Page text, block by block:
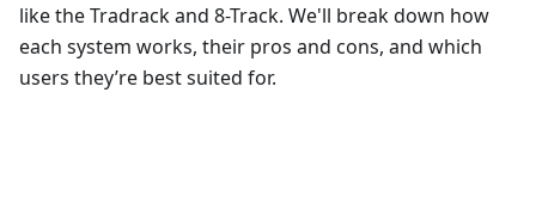
like the Tradrack and 8-Track. We'll break down how
each system works, their pros and cons, and which
users they’re best suited for.